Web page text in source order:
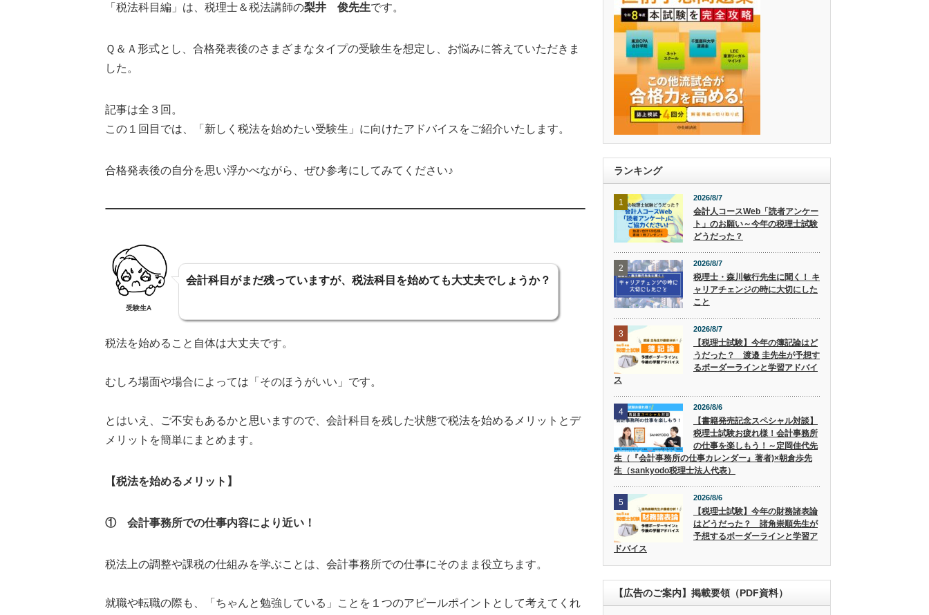
「税法科目編」は、税理士＆税法講師の梨井 俊先生です。
Ｑ＆Ａ形式とし、合格発表後のさまざまなタイプの受験生を想定し、お悩みに答えていただきま
した。
記事は全３回。
この１回目では、「新しく税法を始めたい受験生」に向けたアドバイスをご紹介いたします。
合格発表後の自分を思い浮かべながら、ぜひ参考にしてみてください♪
受験生A
会計科目がまだ残っていますが、税法科目を始めても大丈夫でしょうか？
税法を始めること自体は大丈夫です。
むしろ場面や場合によっては「そのほうがいい」です。
とはいえ、ご不安もあるかと思いますので、会計科目を残した状態で税法を始めるメリットとデ
メリットを簡単にまとめます。
【税法を始めるメリット】
① 会計事務所での仕事内容により近い！
税法上の調整や課税の仕組みを学ぶことは、会計事務所での仕事にそのまま役立ちます。
就職や転職の際も、「ちゃんと勉強している」ことを１つのアピールポイントとして考えてくれ
ランキング
1 2026/8/7
会計人コースWeb「読者アンケー
ト」のお願い～今年の税理士試験
どうだった？
2 2026/8/7
税理士・森川敏行先生に聞く！ キ
ャリアチェンジの時に大切にした
こと
3 2026/8/7
【税理士試験】今年の簿記論はど
うだった？ 渡邉 圭先生が予想す
るボーダーラインと学習アドバイ
ス
4 2026/8/6
【書籍発売記念スペシャル対談】
税理士試験お疲れ様！会計事務所
の仕事を楽しもう！～定岡佳代先
生（『会計事務所の仕事カレンダー』著者)×朝倉歩先
生（sankyodo税理士法人代表）
5 2026/8/6
【税理士試験】今年の財務諸表論
はどうだった？ 諸角崇順先生が
予想するボーダーラインと学習ア
ドバイス
【広告のご案内】掲載要領（PDF資料）